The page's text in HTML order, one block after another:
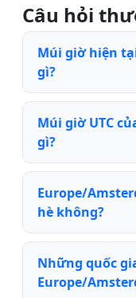
Câu hỏi
Múi giờ hiện
gì?
Múi giờ UTC
gì?
Europe/
hè không?
Những quốc
Europe/